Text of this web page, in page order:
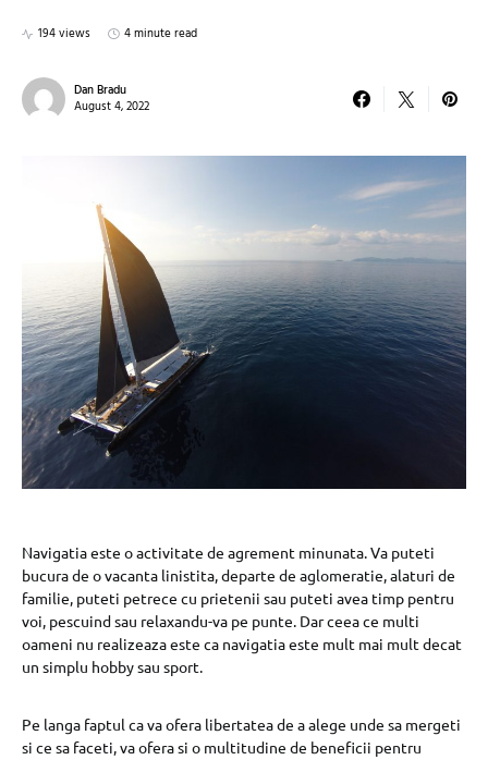
194 views 4 minute read
Dan Bradu
August 4, 2022
Navigatia este o activitate de agrement minunata. Va puteti
bucura de o vacanta linistita, departe de aglomeratie, alaturi de
familie, puteti petrece cu prietenii sau puteti avea timp pentru
voi, pescuind sau relaxandu-va pe punte. Dar ceea ce multi
oameni nu realizeaza este ca navigatia este mult mai mult decat
un simplu hobby sau sport.
Pe langa faptul ca va ofera libertatea de a alege unde sa mergeti
si ce sa faceti, va ofera si o multitudine de beneficii pentru